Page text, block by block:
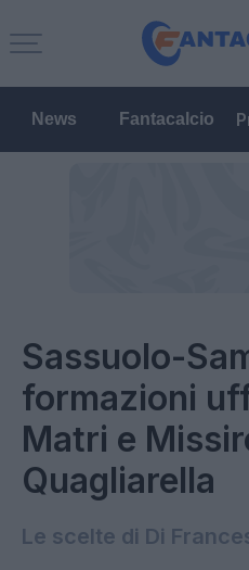
News Fantacalcio
Sassuolo-
formazioni
Matri e
Quagliarella
Le scelte di Di